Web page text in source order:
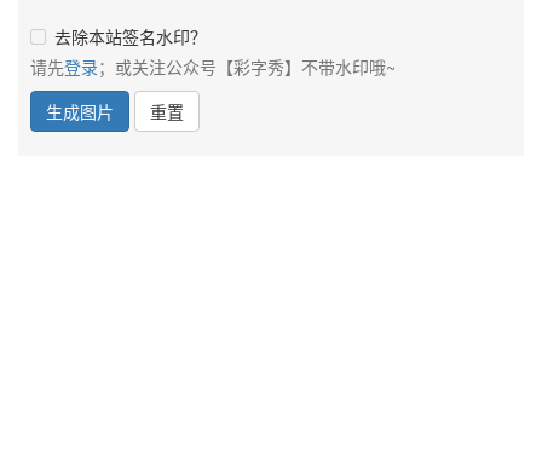
去除本站签名水印？
请先登录；或关注公众号【彩字秀】不带水印哦~
生成图片
重置